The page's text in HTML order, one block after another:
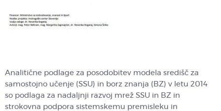
Analitične podlage za posodobitev modela središč za
samostojno učenje (SSU) in borz znanja (BZ) v letu 2014
so podlaga za nadaljnji razvoj mrež SSU in BZ in
strokovna podpora sistemskemu premisleku in